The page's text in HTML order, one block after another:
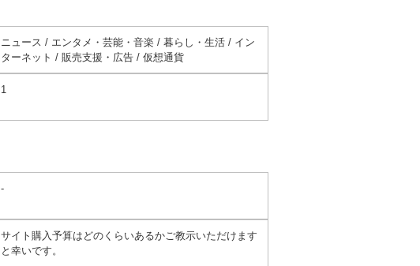
ニュース / エンタメ・芸能・音楽 / 暮らし・生活 / イン
ターネット / 販売支援・広告 / 仮想通貨
1
-
サイト購入予算はどのくらいあるかご教示いただけます
と幸いです。